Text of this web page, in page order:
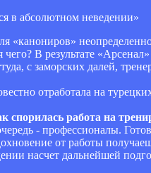
«канониров»
чего? В результате
с заморских далей,
отработала на
спорилась работа на
- профессионалы.
от работы
насчет дальнейшей